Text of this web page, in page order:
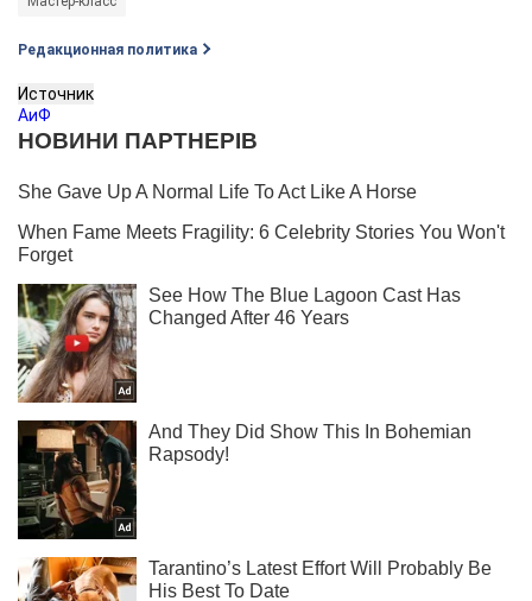
Редакционная политика
Источник
АиФ